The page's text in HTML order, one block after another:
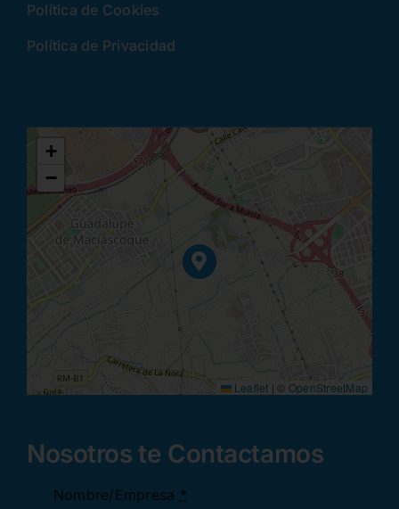
Política de Cookies
Política de Privacidad
+
−
Leaflet | © OpenStreetMap
Nosotros te Contactamos
Nombre/Empresa *